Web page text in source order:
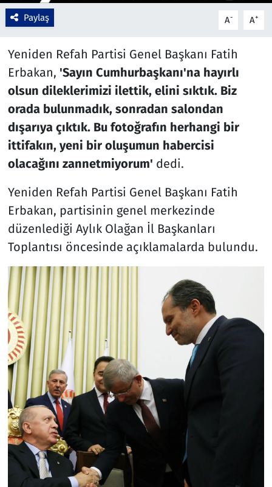
Paylaş A- A+
Yeniden Refah Partisi Genel Başkanı Fatih
Erbakan, 'Sayın Cumhurbaşkanı'na hayırlı
olsun dileklerimizi ilettik, elini sıktık. Biz
orada bulunmadık, sonradan salondan
dışarıya çıktık. Bu fotoğrafın herhangi bir
ittifakın, yeni bir oluşumun habercisi
olacağını zannetmiyorum' dedi.
Yeniden Refah Partisi Genel Başkanı Fatih
Erbakan, partisinin genel merkezinde
düzenlediği Aylık Olağan İl Başkanları
Toplantısı öncesinde açıklamalarda bulundu.